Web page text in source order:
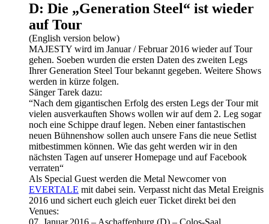
D: Die „Generation Steel“ ist wieder
auf Tour
(English version below)
MAJESTY wird im Januar / Februar 2016 wieder auf Tour
gehen. Soeben wurden die ersten Daten des zweiten Legs
Ihrer Generation Steel Tour bekannt gegeben. Weitere Shows
werden in kürze folgen.
Sänger Tarek dazu:
“Nach dem gigantischen Erfolg des ersten Legs der Tour mit
vielen ausverkauften Shows wollen wir auf dem 2. Leg sogar
noch eine Schippe drauf legen. Neben einer fantastischen
neuen Bühnenshow sollen auch unsere Fans die neue Setlist
mitbestimmen können. Wie das geht werden wir in den
nächsten Tagen auf unserer Homepage und auf Facebook
verraten“
Als Special Guest werden die Metal Newcomer von
EVERTALE mit dabei sein. Verpasst nicht das Metal Ereignis
2016 und sichert euch gleich euer Ticket direkt bei den
Venues: